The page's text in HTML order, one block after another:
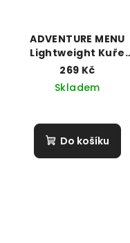
ADVENTURE MENU
Lightweight Kuře
Korma s rýží basmati
269 Kč
Skladem
Do košíku